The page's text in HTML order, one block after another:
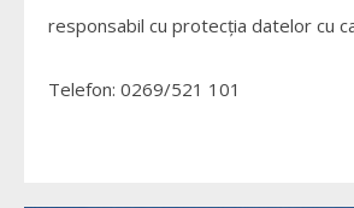
responsabil cu protecţia datelor cu
Telefon: 0269/521 101